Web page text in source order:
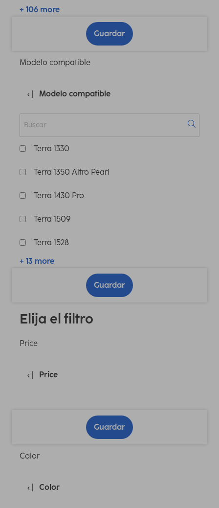
+ 106 more
Guardar
Modelo compatible
Modelo compatible
Terra 1330
Terra 1350 Altro Pearl
Terra 1430 Pro
Terra 1509
Terra 1528
+ 13 more
Guardar
Elija el filtro
Price
Price
Guardar
Color
Color